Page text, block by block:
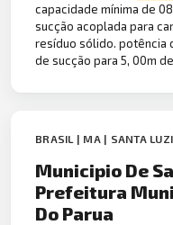
capacidade mínima de
sucção acoplada para
resíduo sólido. potência
de sucção para 5, 00m
BRASIL | MA | SANTA
Municipio De
Prefeitura
Do Parua